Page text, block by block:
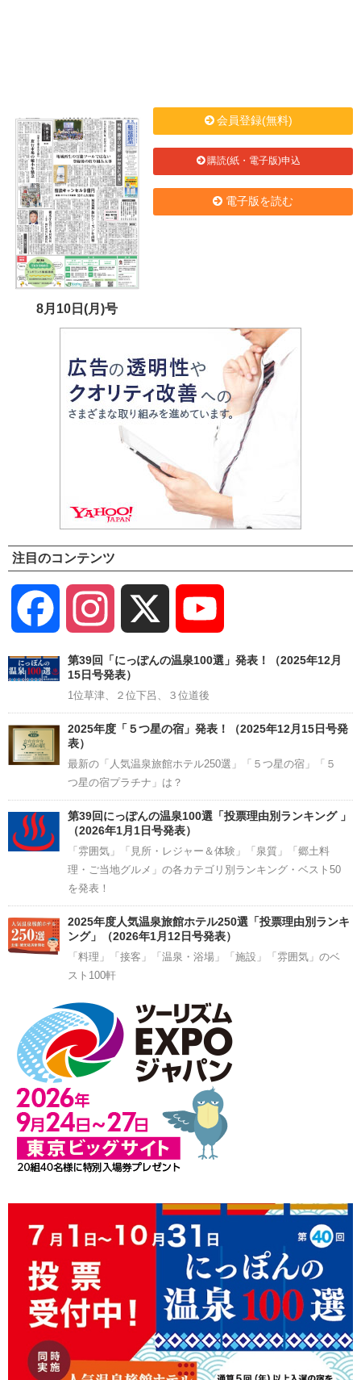
8月10日(月)号
会員登録(無料)
購読(紙・電子版)申込
電子版を読む
注目のコンテンツ
Facebook Instagram
Channel
第39回「にっぽんの温泉100選」発表！（2025年12月
15日号発表）
1位草津、２位下呂、３位道後
2025年度「５つ星の宿」発表！（2025年12月15日号発
表）
最新の「人気温泉旅館ホテル250選」「５つ星の宿」「５
つ星の宿プラチナ」は？
第39回にっぽんの温泉100選「投票理由別ランキング 」
（2026年1月1日号発表）
「雰囲気」「見所・レジャー＆体験」「泉質」「郷土料
理・ご当地グルメ」の各カテゴリ別ランキング・ベスト50
を発表！
2025年度人気温泉旅館ホテル250選「投票理由別ランキ
ング」（2026年1月12日号発表）
「料理」「接客」「温泉・浴場」「施設」「雰囲気」のベ
スト100軒